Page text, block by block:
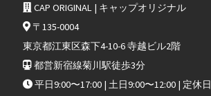
CAP ORIGINAL | キャップオリジナル
〒135-0004
東京都江東区森下4-10-6 寺越ビル2階
都営新宿線菊川駅徒歩3分
平日9:00〜17:00 | 土日9:00〜12:00 | 定休